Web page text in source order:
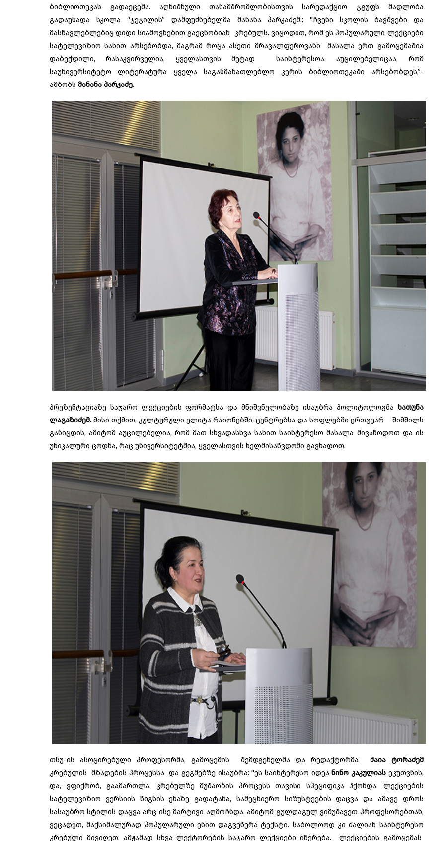
ბიბლიოთეკას გადაეცემა. აღნიშნული თანამშრომლობისთვის სარედაქციო ჯგუფს მადლობა
გადაუხადა სკოლა “ჯეჯილის” დამფუძნებელმა მანანა პარკაძემ.: "ჩვენი სკოლის ბავშვები და
მასწავლებლებიც დიდი სიამოვნებით გაეცნობიან კრებულს. ვიცოდით, რომ ეს პოპულარული ლექციები
სატელევიზიო სახით არსებობდა, მაგრამ როცა ასეთი მრავალფეროვანი მასალა ერთ გამოცემაშია
დაბეჭდილი, რასაკვირველია, ყველასთვის მეტად საინტერესოა. აუცილებელიცაა, რომ
საუნივერსიტეტო ლიტერატურა ყველა საგანმანათლებლო კერის ბიბლიოთეკაში არსებობდეს,”-
ამბობს მანანა პარკაძე.
პრეზენტაციაზე საჯარო ლექციების ფორმატსა და მნიშვნელობაზე ისაუბრა პოლიტოლოგმა ხათუნა
ლაგაზიძემ. მისი თქმით, კულტურული ელიტა რაიონებში, ცენტრებსა და სოფლებში ერთგვარ შიმშილს
განიცდის, ამიტომ აუცილებელია, რომ მათ სხვადასხვა სახით საინტერესო მასალა მივაწოდოთ და ის
უნიკალური ცოდნა, რაც უნივერსიტეტშია, ყველასთვის ხელმისაწვდომი გავხადოთ.
თსუ-ის ასოცირებული პროფესორმა, გამოცემის შემდგენელმა და რედაქტორმა მაია ტორაძემ
კრებულის მზადების პროცესსა და გეგმებზე ისაუბრა: "ეს საინტერესო იდეანინო კაკულიას ეკუთვნის,
და, ვფიქრობ, გაამართლა. კრებულზე მუშაობის პროცესს თავისი სპეციფიკა ჰქონდა. ლექციების
სატელევიზიო ვერსიის წიგნის ენაზე გადატანა, სამეცნიერო სიზუსტეების დაცვა და ამავე დროს
სასაუბრო სტილის დაცვა არც ისე მარტივი აღმოჩნდა. ამიტომ გულდაგულ ვიმუშავეთ პროფესორებთან,
ვეცადეთ, მაქსიმალურად პოპულარული ენით დაგვეწერა ტექსტი. საბოლოოდ კი ძალიან საინტერესო
კრებული მივიღეთ. ამჟამად სხვა ლექტორების საჯარო ლექციები იწერება. ლექციების გამოცემას